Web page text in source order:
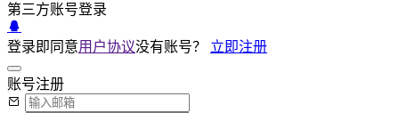
第三方账号登录
登录即同意用户协议没有账号？ 立即注册
账号注册